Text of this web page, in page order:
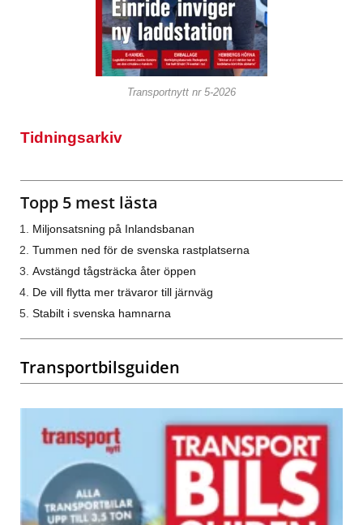
Transportnytt nr 5-2026
Tidningsarkiv
Topp 5 mest lästa
Miljonsatsning på Inlandsbanan
Tummen ned för de svenska rastplatserna
Avstängd tågsträcka åter öppen
De vill flytta mer trävaror till järnväg
Stabilt i svenska hamnarna
Transportbilsguiden